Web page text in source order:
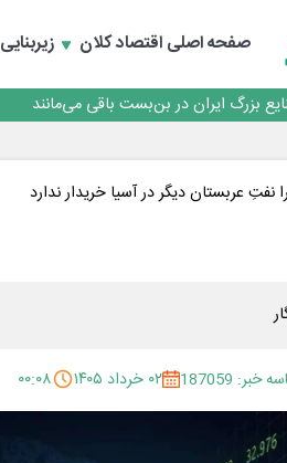
صفحه اصلیاقتصاد کلان زیربنایی
بزرگ ایران در بن‌بست باقی می‌مانند
سوخت روی آوردند!
فصلی شد؟
عربستان دیگر در آسیا خریدار ندارد
خبر: 187059 ۰۲ خرداد ۱۴۰۵ ۰۰:۰۸